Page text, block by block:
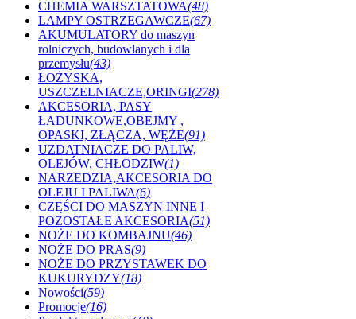
CHEMIA WARSZTATOWA(48)
LAMPY OSTRZEGAWCZE(67)
AKUMULATORY do maszyn
rolniczych, budowlanych i dla
przemysłu(43)
ŁOŻYSKA,
USZCZELNIACZE,ORINGI(278)
AKCESORIA, PASY
ŁADUNKOWE,OBEJMY ,
OPASKI, ZŁĄCZA, WĘŻE(91)
UZDATNIACZE DO PALIW,
OLEJÓW, CHŁODZIW(1)
NARZEDZIA,AKCESORIA DO
OLEJU I PALIWA(6)
CZĘŚCI DO MASZYN INNE I
POZOSTAŁE AKCESORIA(51)
NOŻE DO KOMBAJNU(46)
NOŻE DO PRAS(9)
NOŻE DO PRZYSTAWEK DO
KUKURYDZY(18)
Nowości(59)
Promocje(16)